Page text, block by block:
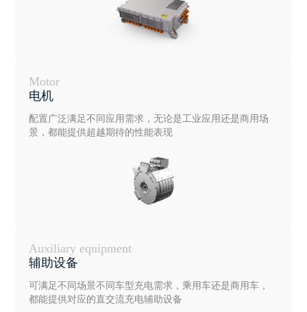
Motor
电机
配置广泛满足不同应用需求，无论是工业应用还是商用场
景，都能提供超越期待的性能表现
Auxiliary equipment
辅助设备
可满足不同场景不同车型充电需求，乘用车还是商用车，
都能提供对应的直交流充电辅助设备